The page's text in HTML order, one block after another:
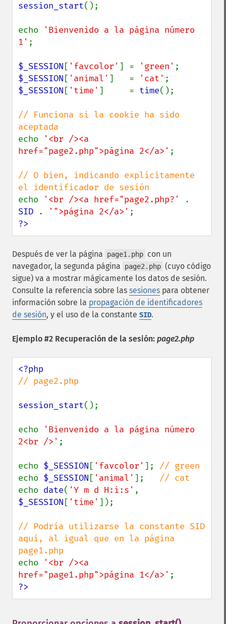
session_start();
echo
'Bienvenido a la página número
1' ;
$_SESSION [ 'favcolor' ] = 'green'
$_SESSION [ 'animal' ]   = 'cat'
$_SESSION [ 'time' ]     = time();
// Funciona si la cookie ha sido
echo
'<br /><a
href="page2.php">página 2</a>' ;
// O bien, indicando explícitamente
echo
'<br /><a href="page2.php?'
SID
. '">página 2</a>'
?>
Después de ver la página page1.php con un
navegador, la segunda página
page2.php (cuyo código
sigue) va a mostrar mágicamente los datos de sesión.
Consulte la referencia sobre las sesiones para obtener
información sobre la propagación de identificadores
de sesión, y el uso de la constante SID.
Ejemplo #2 Recuperación de la sesión: page2.php
// page2.php
session_start();
echo
'Bienvenido a la página número
2<br />' ;
echo $_SESSION [ 'favcolor' ];
echo $_SESSION [ 'animal' ];
echo date( 'Y m d H:i:s'
$_SESSION [ 'time' ]);
// Podría utilizarse la constante SID
aquí, al igual que en la página
echo
'<br /><a
href="page1.php">página 1</a>'
?>